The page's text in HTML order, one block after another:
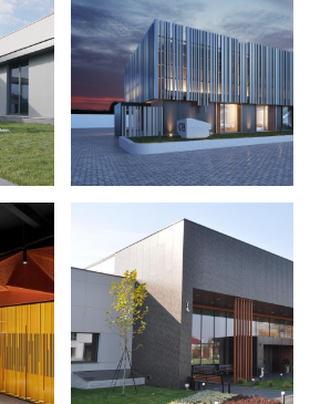
ГОТЕЛЬНО-
РЕСТОРАННИЙ
КОМПЛЕКС «СОФІЯ»